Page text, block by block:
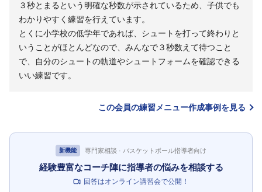
３秒とまるという明確な秒数が示されているため、子供でも
わかりやすく練習を行えています。
とくに小学校の低学年であれば、シュートを打って終わりと
いうことがほとんどなので、みんなで３秒数えて待つこと
で、自分のシュートの軌道やシュートフォームを確認できる
いい練習です。
この会員の練習メニュー作成事例を見る
新機能 専門家相談 · バスケットボール指導者向け
経験豊富なコーチ陣に指導者の悩みを相談する
回答はオンライン講習会で公開！